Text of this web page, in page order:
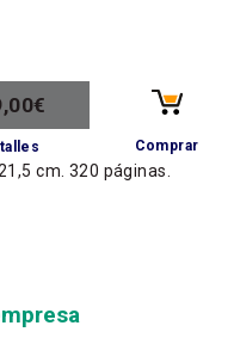
Comprar
cm. 320 páginas.